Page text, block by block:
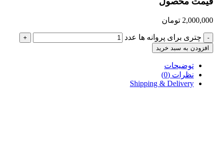
2,000,000 تومان
- چتری برای پروانه ها عدد
+
افزودن به سبد خرید
توضیحات
نظرات (0)
Shipping & Delivery